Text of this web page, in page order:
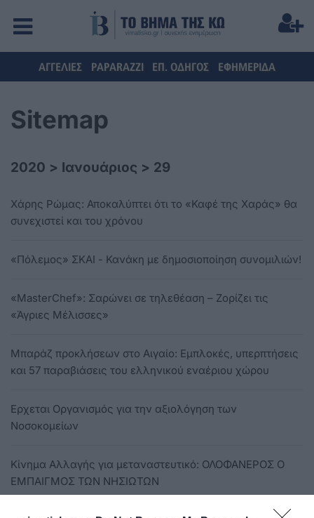
ΑΓΓΕΛΙΕΣ PAPARAZZI ΕΠ. ΟΔΗΓΟΣ ΕΦΗΜΕΡΙΔΑ
Sitemap
2020 > Ιανουάριος > 29
Χάρης Ρώμας: Αποκαλύπτει ότι το «Καφέ της Χαράς» θα
συνεχιστεί και του χρόνου
«Πόλεμος» ΣΚΑΙ - Κανάκη με δημοσιοποίηση συνομιλιών!
«MasterChef»: Σαρώνει σε τηλεθέαση – Ζορίζει τις
«Άγριες Μέλισσες»
Μπαράζ προκλήσεων στο Αιγαίο: Εμπλοκές, υπερπτήσεις
και 57 παραβιάσεις του ελληνικού εναέριου χώρου
Ερχεται Οργανισμός για την αξιολόγηση των
Νοσοκομείων
Κίνημα Αλλαγής για μεταναστευτικό: ΟΛΟΦΑΝΕΡΟΣ Ο
ΕΜΠΑΙΓΜΟΣ ΤΩΝ ΝΗΣΙΩΤΩΝ